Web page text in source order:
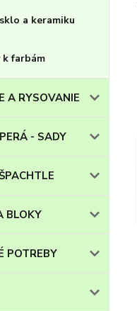
a keramiku
k farbám
A RYSOVANIE
- SADY
BLOKY
POTREBY